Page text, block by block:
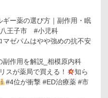
ギー薬の選び方｜副作用・眠
王子市 #小児科
マゼパムはやや強めの抗不安
作用を解説_相模原内科
スが薬局で買える！
知ら
#4位が衝撃 #ED治療薬 #市